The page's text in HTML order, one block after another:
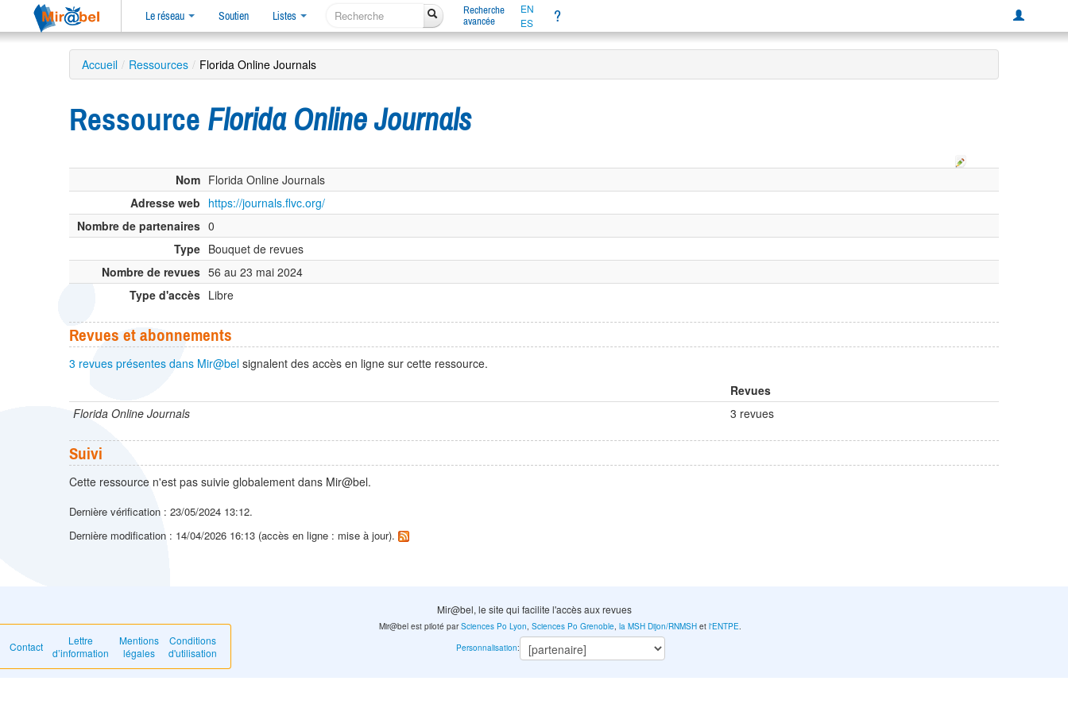
Le réseau Soutien Listes
Recherche
avancée
EN
ES
?
Accueil / Ressources / Florida Online Journals
Ressource Florida Online Journals
Nom Florida Online Journals
Adresse web https://journals.flvc.org/
Nombre de partenaires 0
Type Bouquet de revues
Nombre de revues 56 au 23 mai 2024
Type d'accès Libre
Revues et abonnements
3 revues présentes dans Mir@bel signalent des accès en ligne sur cette ressource.
Revues
Florida Online Journals
3 revues
Suivi
Cette ressource n'est pas suivie globalement dans Mir@bel.
Dernière vérification : 23/05/2024 13:12.
Dernière modification : 14/04/2026 16:13 (accès en ligne : mise à jour).
Mir@bel, le site qui facilite l'accès aux revues
Contact
Lettre
d’information
Mentions
légales
Conditions
d'utilisation
Mir@bel est piloté parSciences Po Lyon,Sciences Po Grenoble,la MSH Dijon/RNMSH etl'ENTPE.
Personnalisation: